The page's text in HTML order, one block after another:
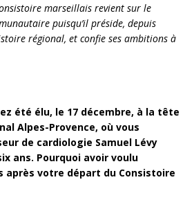
marseillais revient sur le
puisqu’il préside, depuis
régional, et confie ses ambitions à
été élu, le 17 décembre, à la tête
Alpes-Provence, où vous
de cardiologie Samuel Lévy
ans. Pourquoi avoir voulu
après votre départ du Consistoire